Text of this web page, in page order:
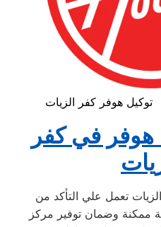
توكيل هوفر كفر الزيات
هوفر في كفر
وضمان توفير مركز